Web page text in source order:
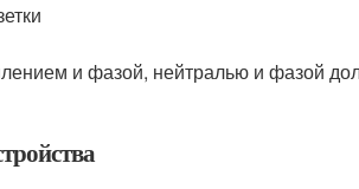
и фазой, нейтралью и фазой